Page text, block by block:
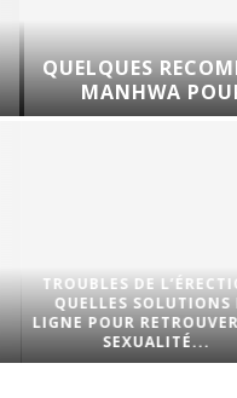
QUELQUES
MANHWA POUR
TROUBLES DE
QUELLES SOLUTIONS EN
LIGNE POUR RETROUVER
SEXUALITÉ...